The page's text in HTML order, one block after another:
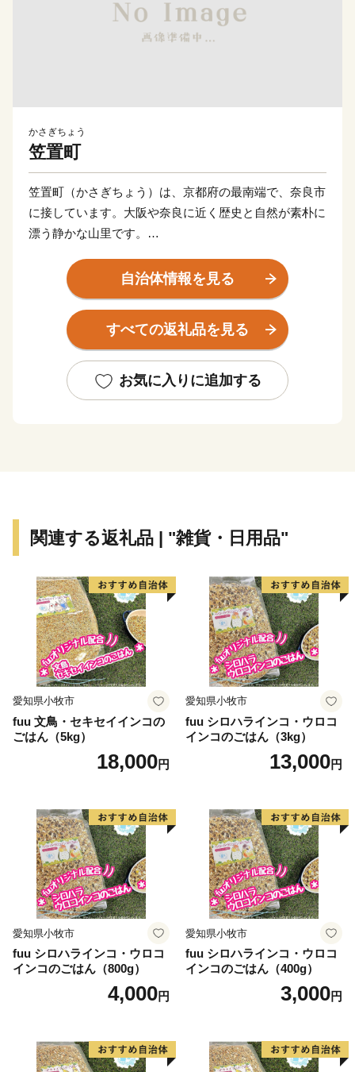
かさぎちょう
笠置町
笠置町（かさぎちょう）は、京都府の最南端で、奈良市
に接しています。大阪や奈良に近く歴史と自然が素朴に
漂う静かな山里です。
司馬遼太郎作「梟の城」の最初に次のように「笠置」
が出てきます。「伊賀の天は西涯を山城国境い笠置の峰
が支え、北涯を近江国境いの御斎峠がささえる。笠置に
陽が入れば、きまって御斎峠の上に雲が沸いた。」（司
笠置は、伊賀につながる忍者ゆかりの地。町全体に巨
崖仏（みろくまがいぶつ）」や、山内には東大寺のお水
す。巨石が点在する奈良時代からの修行場でもありま
す。笠置寺、笠置山全体は、国の史跡名勝です。
～アウトドアの聖地～
木津川河川敷に広がる広大なキャンプ場は、車で河川
敷まで入場でき、多くのキャンパーで賑わう人気キャン
プ場です。カップルからファミリーまで気軽に、そして
者から上級者まで楽しめるカヌーや、百数十の巨石が連
～色彩祭の町～
春は桜、夏は灯ろう流し、秋は紅葉、冬は雲海と鍋イ
ベント。そして一年を通して人の絶えないキャンプ場と
東海自然歩道。笠置は色彩祭の町です。
自治体情報を見る
すべての返礼品を見る
お気に入りに追加する
関連する返礼品 | "雑貨・日用品"
愛知県小牧市
fuu 文鳥・セキセイインコの
ごはん（5kg）
18,000円
愛知県小牧市
fuu シロハラインコ・ウロコ
インコのごはん（3kg）
13,000円
愛知県小牧市
fuu シロハラインコ・ウロコ
インコのごはん（800g）
4,000円
愛知県小牧市
fuu シロハラインコ・ウロコ
インコのごはん（400g）
3,000円